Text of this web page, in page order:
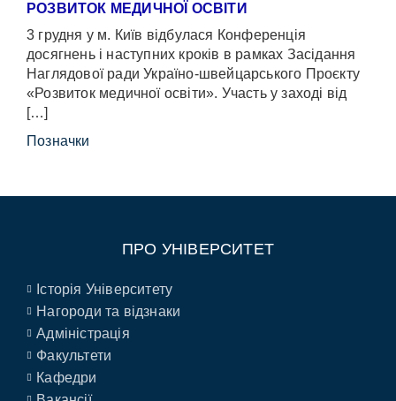
РОЗВИТОК МЕДИЧНОЇ ОСВІТИ
3 грудня у м. Київ відбулася Конференція
досягнень і наступних кроків в рамках Засідання
Наглядової ради Україно-швейцарського Проєкту
«Розвиток медичної освіти». Участь у заході від
[…]
Позначки
ПРО УНІВЕРСИТЕТ
Історія Університету
Нагороди та відзнаки
Адміністрація
Факультети
Кафедри